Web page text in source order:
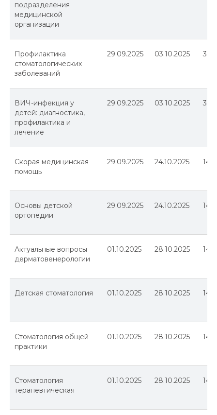
подразделения
медицинской
организации
Профилактика
стоматологических
заболеваний
29.09.2025 03.10.2025 36
ВИЧ-инфекция у
детей: диагностика,
профилактика и
лечение
29.09.2025 03.10.2025 36
Скорая медицинская
помощь
29.09.2025 24.10.2025 144
Основы детской
ортопедии
29.09.2025 24.10.2025 144
Актуальные вопросы
дерматовенерологии
01.10.2025 28.10.2025 144
Детская стоматология 01.10.2025 28.10.2025 144
Стоматология общей
практики
01.10.2025 28.10.2025 144
Стоматология
терапевтическая
01.10.2025 28.10.2025 144